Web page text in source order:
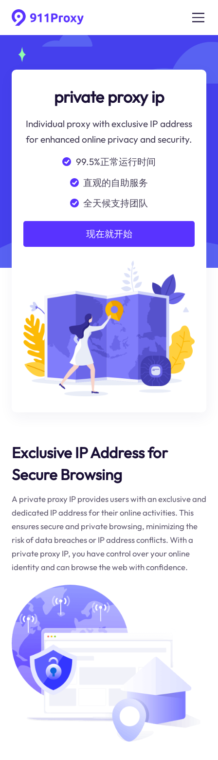
private proxy ip
Individual proxy with exclusive IP address
for enhanced online privacy and security.
99.5%正常运行时间
直观的自助服务
全天候支持团队
现在就开始
Exclusive IP Address for
Secure Browsing
A private proxy IP provides users with an exclusive and
dedicated IP address for their online activities. This
ensures secure and private browsing, minimizing the
risk of data breaches or IP address conflicts. With a
private proxy IP, you have control over your online
identity and can browse the web with confidence.